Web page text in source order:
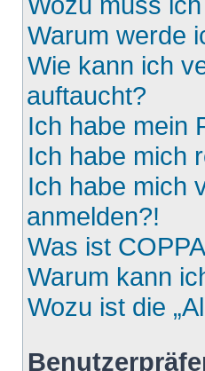
Warum werde
Wie kann ich
auftaucht?
Ich habe mein
Ich habe mich
Ich habe mich
anmelden?!
Was ist
Warum kann
Wozu ist die